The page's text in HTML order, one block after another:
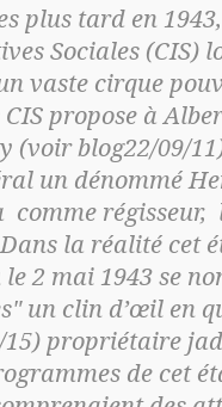
plus tard en
Sociales (CIS)
vaste cirque
propose à
(voir blog22/09/
un dénommé
comme régisseur,
la réalité cet
2 mai 1943 se
un clin d’œil en
propriétaire
de cet